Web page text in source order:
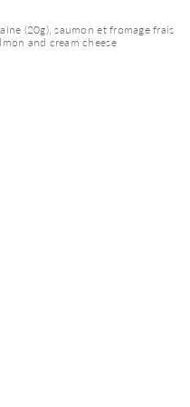
(20g), saumon et fromage frais
and cream cheese